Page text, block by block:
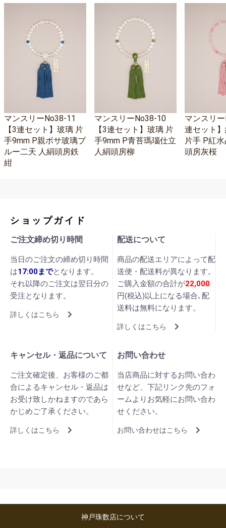
マンスリーNo38-11
【3連セット】玻璃 片
手9mm P親ボサ玻璃ブ
ルー二天 人絹頭房鉄
紺
マンスリーNo38-10
【3連セット】玻璃 片
手9mm P青苔瑪瑙仕立
人絹頭房柳
マンスリ
連セット
片手 P紅
頭房灰桜
ショップガイド
ご注文締め切り時間
当日のご注文の締め切り時間
は17:00までとなります。
それ以降のご注文は翌日分の
受注となります。
詳しくはこちら
配送について
商品の配送エリアによって配
送便・配送料が異なります。
ご購入金額の合計が22,000
円(税込)以上になる場合､配
送料は無料になります。
詳しくはこちら
キャンセル・返品について
ご注文確定後、お客様のご都
合によるキャンセル・返品は
お受け致しかねますのであら
かじめご了承ください。
詳しくはこちら
お問い合わせ
当店商品に対するお問い合わ
せなど、下記リンク先のフォ
ームよりお気軽にお問い合わ
せください。
お問い合わせはこちら
神戸珠数店について